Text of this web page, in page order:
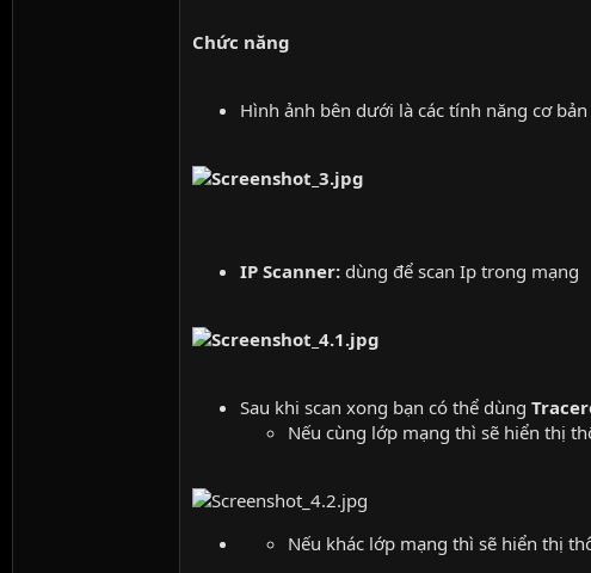
Chức năng
Hình ảnh bên dưới là các tính năng cơ
IP Scanner: dùng để scan Ip trong mạng
Sau khi scan xong bạn có thể dùng
Nếu cùng lớp mạng thì sẽ hiển thị
Nếu khác lớp mạng thì sẽ hiển thị